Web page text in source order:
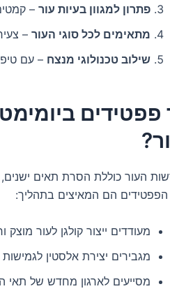
פתרון למגוון בעיות עור –
מתאימים לכל סוגי העור –
שילוב טכנולוגי מנצח – עם
פפטידים
העור כוללת הסרת תאים ישנים,
הם המאיצים בתהליך:
מעודדים ייצור קולגן לעור מוצק
מגבירים יצירת אלסטין לגמישות
מסייעים לארגון מחדש של תאי